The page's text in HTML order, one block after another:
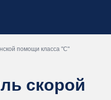
помощи класса "С"
скорой